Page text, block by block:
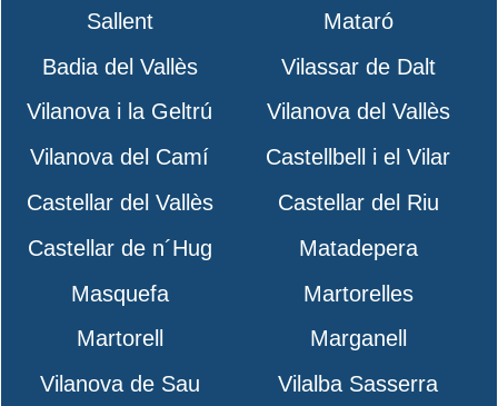
Sallent
Mataró
Badia del Vallès
Vilassar de Dalt
Vilanova i la Geltrú
Vilanova del Vallès
Vilanova del Camí
Castellbell i el Vilar
Castellar del Vallès
Castellar del Riu
Castellar de n´Hug
Matadepera
Masquefa
Martorelles
Martorell
Marganell
Vilanova de Sau
Vilalba Sasserra